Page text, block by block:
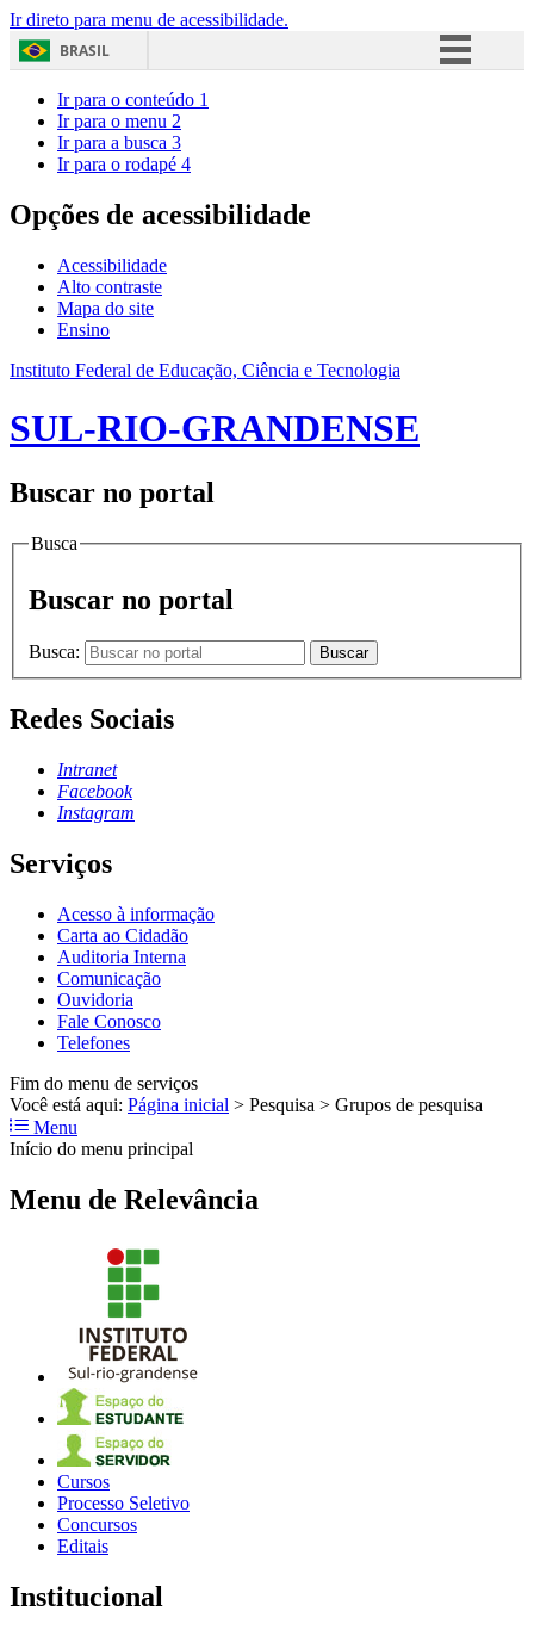
Ir direto para menu de acessibilidade.
BRASIL
Acesso à informação
Ir para o conteúdo 1
Ir para o menu 2
Ir para a busca 3
Ir para o rodapé 4
Opções de acessibilidade
Acessibilidade
Alto contraste
Mapa do site
Ensino
Instituto Federal de Educação, Ciência e Tecnologia
SUL-RIO-GRANDENSE
Buscar no portal
Busca
Buscar no portal
Busca: Buscar
Redes Sociais
Intranet
Facebook
Instagram
Serviços
Acesso à informação
Carta ao Cidadão
Auditoria Interna
Comunicação
Ouvidoria
Fale Conosco
Telefones
Fim do menu de serviços
Você está aqui: Página inicial > Pesquisa > Grupos de pesquisa
Menu
Início do menu principal
Menu de Relevância
Cursos
Processo Seletivo
Concursos
Editais
Institucional